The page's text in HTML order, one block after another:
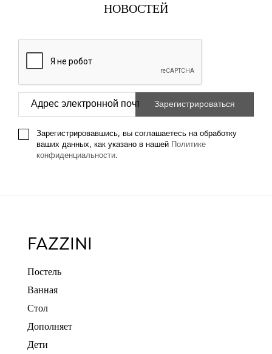
НОВОСТЕЙ
Зарегистрировавшись, вы соглашаетесь на обработку
ваших данных, как указано в нашей
Политике
конфиденциальности.
FAZZINI
Постель
Ванная
Стол
Дополняет
Дети